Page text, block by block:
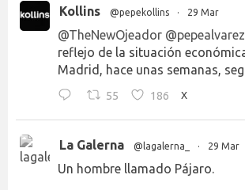
Kollins @pepekollins · 29 Mar
@TheNewOjeador
reflejo de la situación
Madrid, hace unas semanas,
55 186 X
La Galerna @lagalerna_ · 29 Mar
Un hombre llamado Pájaro.